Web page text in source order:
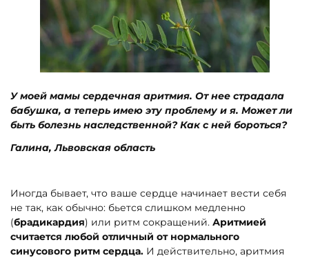
У моей мамы сердечная аритмия. От нее страдала
бабушка, а теперь имею эту проблему и я. Может ли
быть болезнь наследственной? Как с ней бороться?
Галина, Львовская область
Иногда бывает, что ваше сердце начинает вести себя
не так, как обычно: бьется слишком медленно
(брадикардия) или ритм сокращений. Аритмией
считается любой отличный от нормального
синусового ритм сердца. И действительно, аритмия